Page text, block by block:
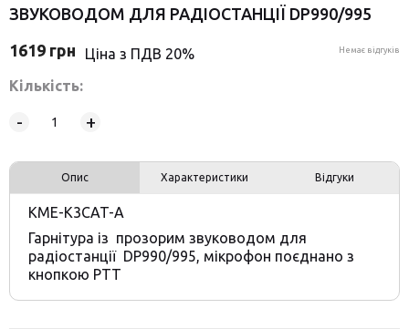
ЗВУКОВОДОМ ДЛЯ РАДІОСТАНЦІЇ DP990/995
1619 грн Ціна з ПДВ 20% Немає відгуків
Кількість:
- +
Опис Характеристики Відгуки
KME-K3CAT-A
Гарнітура із прозорим звуководом для
радіостанції DP990/995, мікрофон поєднано з
кнопкою РТT